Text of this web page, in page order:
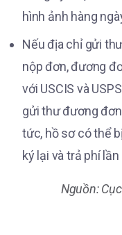
hình ảnh hàng
Nếu địa chỉ gửi
nộp đơn, đương
với USCIS và
gửi thư đương
tức, hồ sơ có thể
ký lại và trả phí lần
Nguồn: